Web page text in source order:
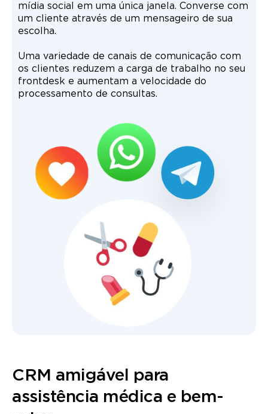
mídia social em uma única janela. Converse com
um cliente através de um mensageiro de sua
escolha.
Uma variedade de canais de comunicação com
os clientes reduzem a carga de trabalho no seu
frontdesk e aumentam a velocidade do
processamento de consultas.
CRM amigável para
assistência médica e bem-